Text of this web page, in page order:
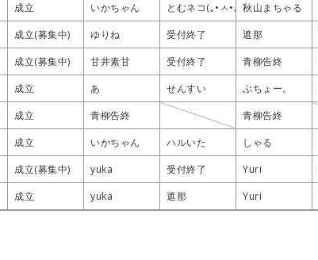
成立 いかちゃん とむネコ(｡•ㅅ•｡) 秋山まちゃる
成立(募集中) ゆりね 受付終了 遮那
成立(募集中) 甘井素甘 受付終了 青柳告終
成立 あ せんすい ぶちょー。
成立 青柳告終 青柳告終
成立 いかちゃん ハルいた しゃる
成立(募集中) yuka 受付終了 Yuri
成立 yuka 遮那 Yuri
成立 いかちゃん とむネコ(｡•ㅅ•｡) 秋山まちゃる
成立(募集中) ゆりね 受付終了 遮那
成立(募集中) 甘井素甘 受付終了 青柳告終
成立 あ せんすい ぶちょー。
成立 青柳告終 青柳告終
成立 いかちゃん ハルいた しゃる
成立(募集中) yuka 受付終了 Yuri
成立 yuka 遮那 Yuri
成立 いかちゃん とむネコ(｡•ㅅ•｡) 秋山まちゃる
成立(募集中) ゆりね 受付終了 遮那
成立(募集中) 甘井素甘 受付終了 青柳告終
成立 あ せんすい ぶちょー。
成立 青柳告終 青柳告終
成立 いかちゃん ハルいた しゃる
成立(募集中) yuka 受付終了 Yuri
成立 yuka 遮那 Yuri
成立 いかちゃん とむネコ(｡•ㅅ•｡) 秋山まちゃる
成立(募集中) ゆりね 受付終了 遮那
成立(募集中) 甘井素甘 受付終了 青柳告終
成立 あ せんすい ぶちょー。
成立 青柳告終 青柳告終
成立 いかちゃん ハルいた しゃる
成立(募集中) yuka 受付終了 Yuri
成立 yuka 遮那 Yuri